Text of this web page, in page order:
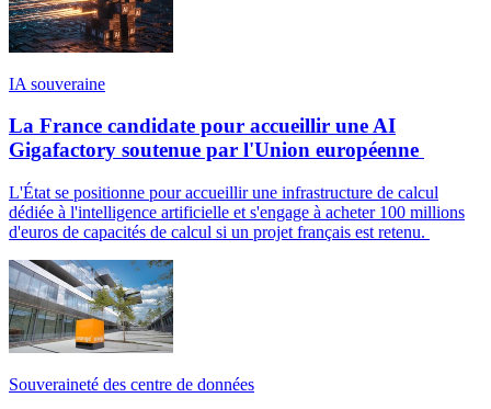
IA souveraine
La France candidate pour accueillir une AI
Gigafactory soutenue par l'Union européenne
L'État se positionne pour accueillir une infrastructure de calcul
dédiée à l'intelligence artificielle et s'engage à acheter 100 millions
d'euros de capacités de calcul si un projet français est retenu.
Souveraineté des centre de données